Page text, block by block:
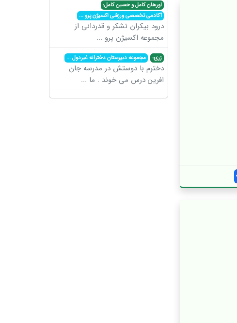
اورهان کامل و حسین کامل:
آکادمی تخصصی ورزشی اکسیژن پرو...
درود بیکران تشکر و قدردانی از
مجموعه اکسیژن پرو ...
زری: مجموعه دبیرستان دخترانه غیردول...
دخترم با دوستش در مدرسه جان
افرین درس می خوند . ما ...